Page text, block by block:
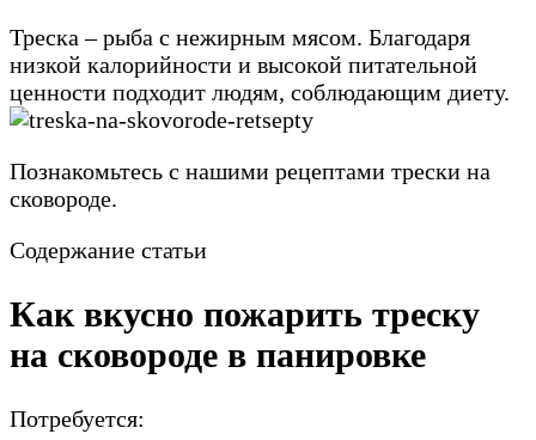
Треска – рыба с нежирным мясом. Благодаря
низкой калорийности и высокой питательной
ценности подходит людям, соблюдающим диету.
Познакомьтесь с нашими рецептами трески на
сковороде.
Содержание статьи
Как вкусно пожарить треску
на сковороде в панировке
Потребуется: